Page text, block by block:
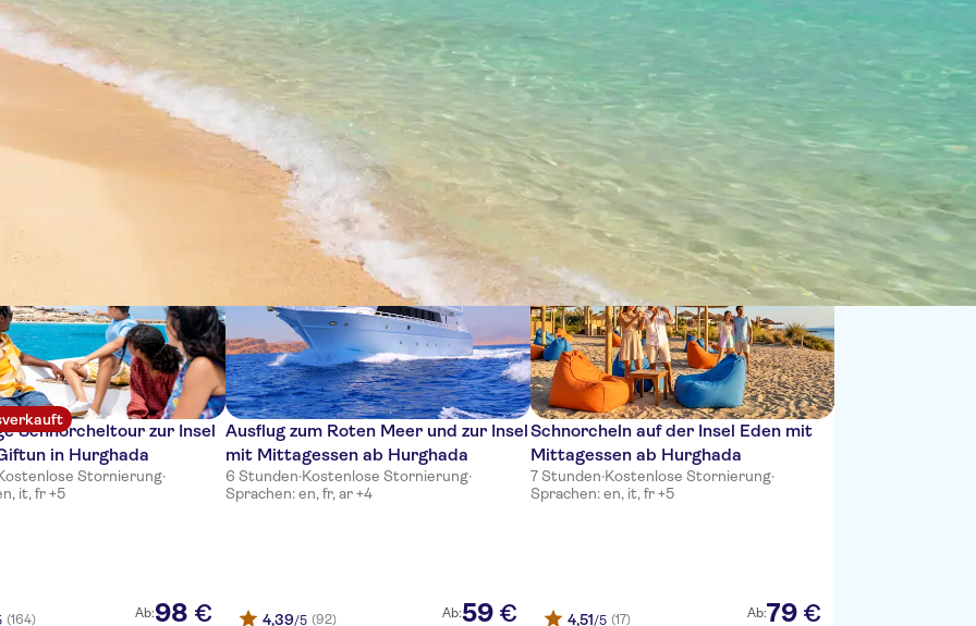
Eintritt und Tickets für Mahmya Island
Ausflüge und Tagestouren
Sortieren nach:
Schnorcheltour zur Insel
in Hurghada
Stornierung·
it, fr +5
(164) Ab:98 €
Ausflug zum Roten Meer und zur Insel
mit Mittagessen ab Hurghada
6 Stunden·Kostenlose Stornierung·
Sprachen: en, fr, ar +4
4,39/5 (92) Ab:59 €
Schnorcheln auf der Insel Eden mit
Mittagessen ab Hurghada
7 Stunden·Kostenlose Stornierung·
Sprachen: en, it, fr +5
4,51/5 (17) Ab:79 €